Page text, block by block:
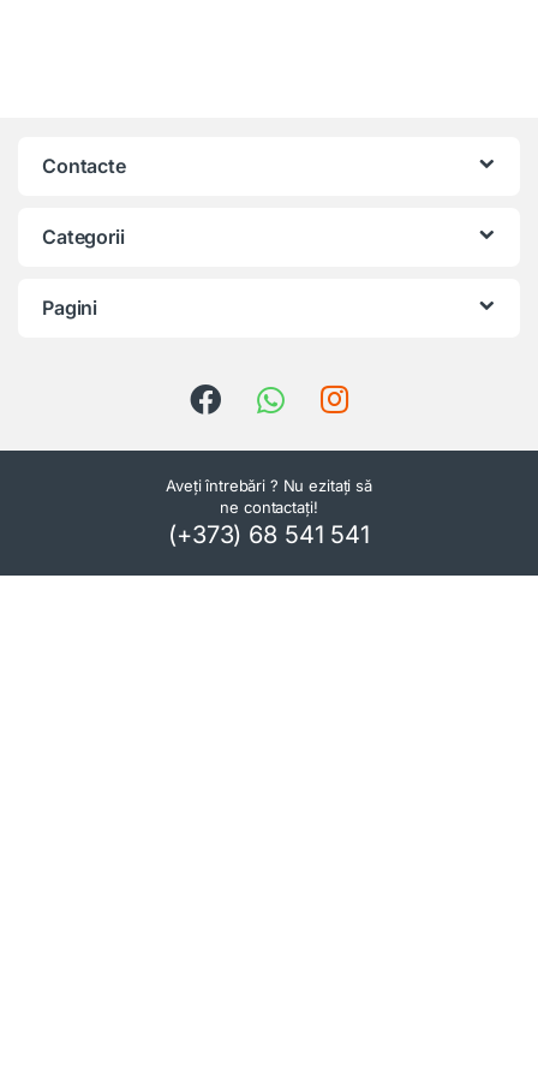
Contacte
Categorii
Pagini
Aveți întrebări ? Nu ezitați să
ne contactați!
(+373) 68 541 541